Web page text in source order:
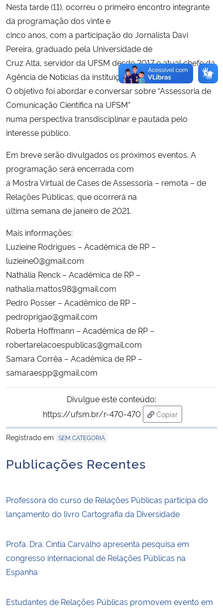
Nesta tarde (11), ocorreu o primeiro encontro integrante
da programação dos vinte e
cinco anos, com a participação do Jornalista Davi
Pereira, graduado pela Universidade de
Cruz Alta, servidor da UFSM desde 2017 e atual chefe da
Agência de Notícias da instituição.
O objetivo foi abordar e conversar sobre “Assessoria de
Comunicação Científica na UFSM”
numa perspectiva transdisciplinar e pautada pelo
interesse público.
Em breve serão divulgados os próximos eventos. A
programação será encerrada com
a Mostra Virtual de Cases de Assessoria – remota – de
Relações Públicas, que ocorrerá na
última semana de janeiro de 2021.
Mais informações:
Luzieine Rodrigues – Acadêmica de RP –
luzieine0@gmail.com
Nathália Renck – Acadêmica de RP –
nathalia.mattos98@gmail.com
Pedro Posser – Acadêmico de RP –
pedroprigao@gmail.com
Roberta Hoffmann – Acadêmica de RP –
robertarelacoespublicas@gmail.com
Samara Corrêa – Acadêmica de RP –
samaraespp@gmail.com
Divulgue este conteúdo:
https://ufsm.br/r-470-470
Copiar
para área de
Registrado em SEM CATEGORIA
Publicações Recentes
Professora do curso de Relações Públicas participa do
lançamento do livro Cartografia da Diversidade
Profa. Dra. Cíntia Carvalho apresenta pesquisa em
congresso internacional de Relações Públicas na
Espanha
Estudantes de Relações Públicas promovem evento em